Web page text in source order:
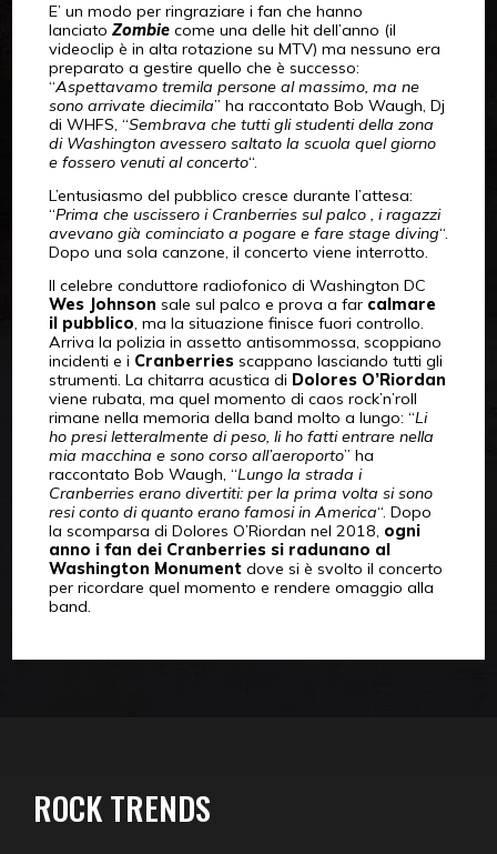
E’ un modo per ringraziare i fan che hanno
lanciato Zombie come una delle hit dell’anno (il
videoclip è in alta rotazione su MTV) ma nessuno era
preparato a gestire quello che è successo:
“Aspettavamo tremila persone al massimo, ma ne
sono arrivate diecimila” ha raccontato Bob Waugh, Dj
di WHFS, “Sembrava che tutti gli studenti della zona
di Washington avessero saltato la scuola quel giorno
e fossero venuti al concerto“.
L’entusiasmo del pubblico cresce durante l’attesa:
“Prima che uscissero i Cranberries sul palco , i ragazzi
avevano già cominciato a pogare e fare stage diving“.
Dopo una sola canzone, il concerto viene interrotto.
Il celebre conduttore radiofonico di Washington DC
Wes Johnson sale sul palco e prova a far calmare
il pubblico, ma la situazione finisce fuori controllo.
Arriva la polizia in assetto antisommossa, scoppiano
incidenti e i Cranberriesscappano lasciando tutti gli
strumenti. La chitarra acustica di Dolores O’Riordan
viene rubata, ma quel momento di caos rock’n’roll
rimane nella memoria della band molto a lungo: “Li
ho presi letteralmente di peso, li ho fatti entrare nella
mia macchina e sono corso all’aeroporto” ha
raccontato Bob Waugh, “Lungo la strada i
Cranberries erano divertiti: per la prima volta si sono
resi conto di quanto erano famosi in America“. Dopo
la scomparsa di Dolores O’Riordan nel 2018, ogni
anno i fan dei Cranberries si radunano al
Washington Monument dove si è svolto il concerto
per ricordare quel momento e rendere omaggio alla
band.
ROCK TRENDS